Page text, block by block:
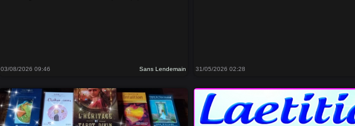
03/08/2026 09:46 Sans Lendemain 31/05/2026 02:28